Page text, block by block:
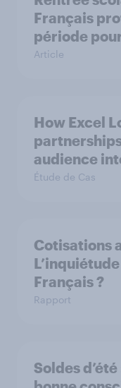
Français
période
Article
How Excel
audience
Étude de Cas
Cotisations
Français ?
Rapport
Soldes